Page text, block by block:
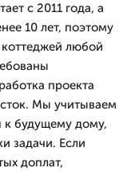
с 2011 года, а
10 лет, поэтому
любой
проекта
Мы учитываем
к будущему дому,
задачи. Если
доплат,